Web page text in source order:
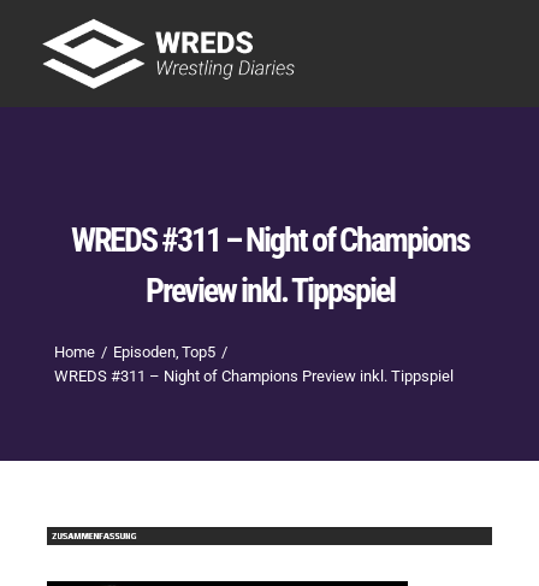
content
WREDS #311 – Night of Champions
Preview inkl. Tippspiel
Home Episoden Top5
WREDS #311 – Night of Champions Preview inkl. Tippspiel